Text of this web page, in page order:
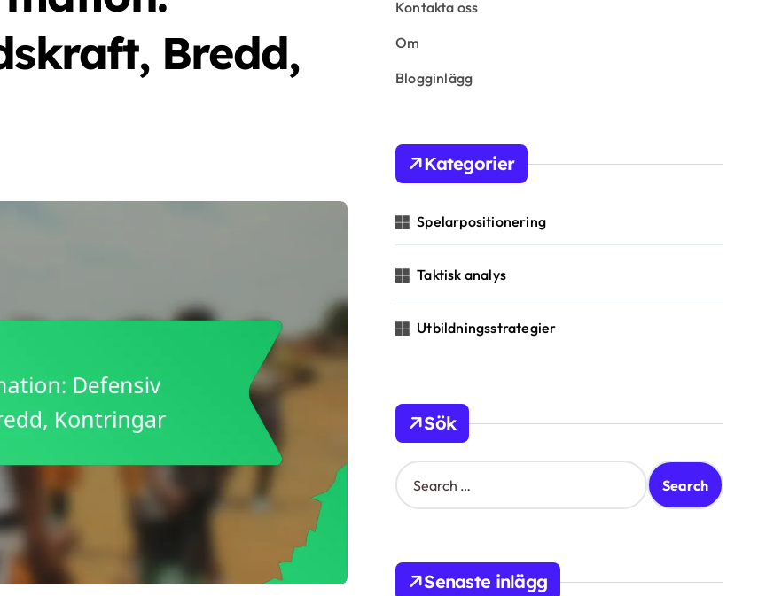
Bredd,
Kontakta oss
Om
Blogginlägg
Kategorier
Spelarpositionering
Taktisk analys
Utbildningsstrategier
Sök
S
e
h
Senaste inlägg